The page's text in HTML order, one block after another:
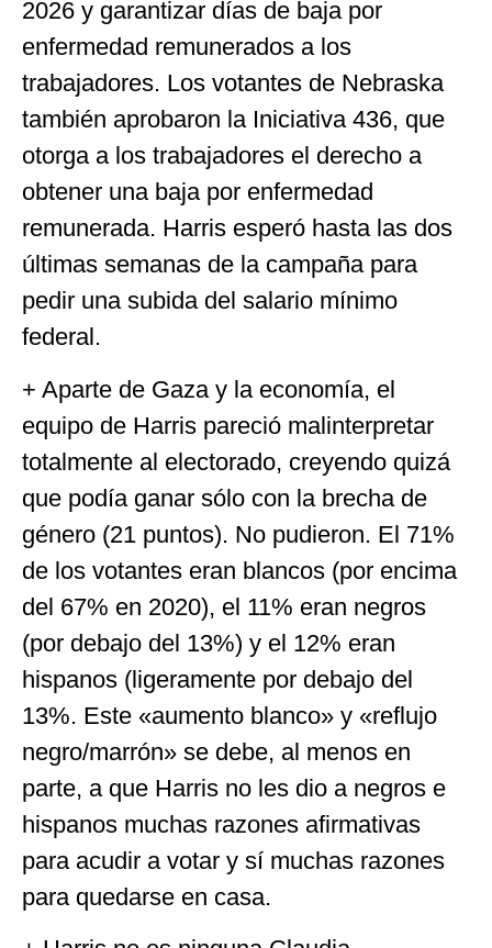
2026 y garantizar días de baja por
enfermedad remunerados a los
trabajadores. Los votantes de Nebraska
también aprobaron la Iniciativa 436, que
otorga a los trabajadores el derecho a
obtener una baja por enfermedad
remunerada. Harris esperó hasta las dos
últimas semanas de la campaña para
pedir una subida del salario mínimo
federal.
+ Aparte de Gaza y la economía, el
equipo de Harris pareció malinterpretar
totalmente al electorado, creyendo quizá
que podía ganar sólo con la brecha de
género (21 puntos). No pudieron. El 71%
de los votantes eran blancos (por encima
del 67% en 2020), el 11% eran negros
(por debajo del 13%) y el 12% eran
hispanos (ligeramente por debajo del
13%. Este «aumento blanco» y «reflujo
negro/marrón» se debe, al menos en
parte, a que Harris no les dio a negros e
hispanos muchas razones afirmativas
para acudir a votar y sí muchas razones
para quedarse en casa.